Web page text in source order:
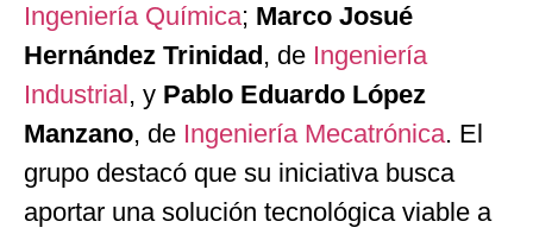
Ingeniería Química; Marco Josué
Hernández Trinidad, de Ingeniería
Industrial, y Pablo Eduardo López
Manzano, de Ingeniería Mecatrónica. El
grupo destacó que su iniciativa busca
aportar una solución tecnológica viable a